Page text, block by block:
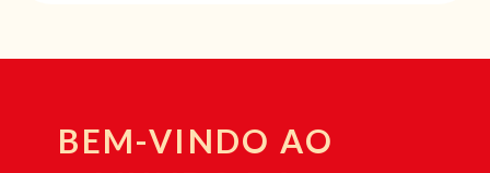
BEM-VINDO AO